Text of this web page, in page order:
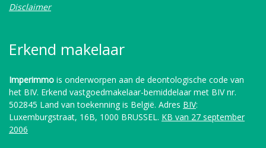
Disclaimer
Erkend makelaar
Imperimmo is onderworpen aan de deontologische code van
het BIV. Erkend vastgoedmakelaar-bemiddelaar met BIV nr.
502845 Land van toekenning is België. Adres BIV:
Luxemburgstraat, 16B, 1000 BRUSSEL. KB van 27 september
2006